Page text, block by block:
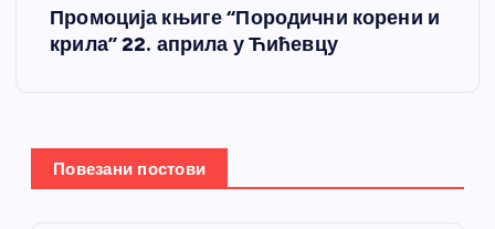
њ
е
Промоција књиге “Породични корени и
крила” 22. априла у Ћићевцу
Повезани постови